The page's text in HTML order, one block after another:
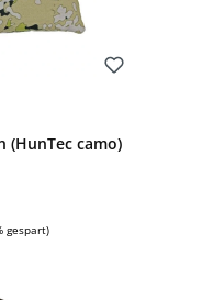
(HunTec camo)
gespart)